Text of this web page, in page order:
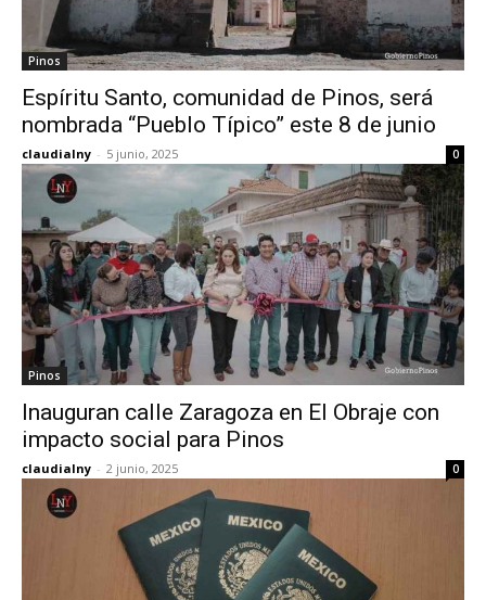
Pinos
Espíritu Santo, comunidad de Pinos, será
nombrada “Pueblo Típico” este 8 de junio
claudialny - 5 junio, 2025 0
Pinos
Inauguran calle Zaragoza en El Obraje con
impacto social para Pinos
claudialny - 2 junio, 2025 0